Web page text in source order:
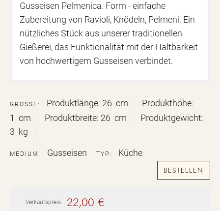
Gusseisen Pelmenica. Form - einfache
Zubereitung von Ravioli, Knödeln, Pelmeni. Ein
nützliches Stück aus unserer traditionellen
Gießerei, das Funktionalität mit der Haltbarkeit
von hochwertigem Gusseisen verbindet.
GRÖSSE: Produktlänge: 26 cm
Produkthöhe:
1 cm
Produktbreite: 26 cm
Produktgewicht:
3 kg
MEDIUM: Gusseisen TYP: Küche
BESTELLEN
Verkaufspreis 22,00 €